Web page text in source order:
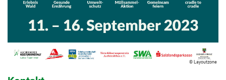
© Layoutzone